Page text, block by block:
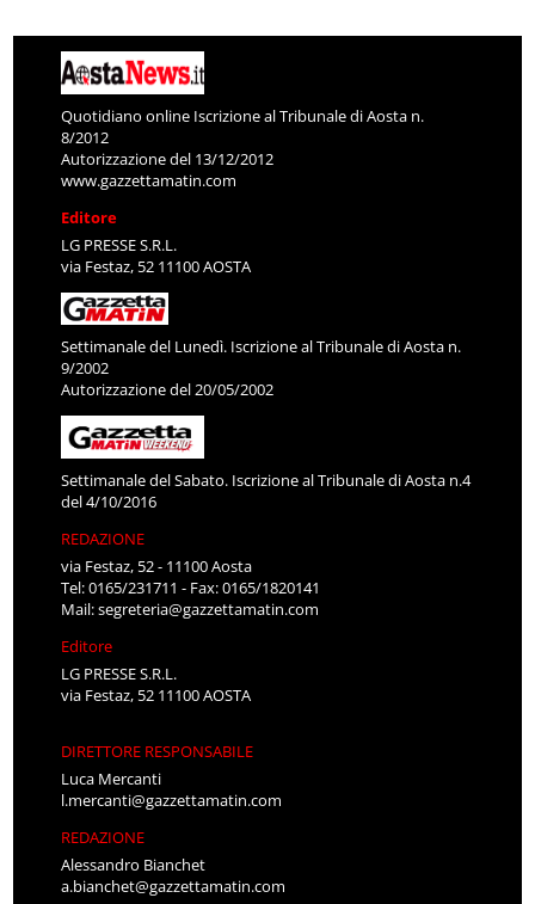
Quotidiano online Iscrizione al Tribunale di Aosta n.
8/2012
Autorizzazione del 13/12/2012
www.gazzettamatin.com
Editore
LG PRESSE S.R.L.
via Festaz, 52 11100 AOSTA
Settimanale del Lunedì. Iscrizione al Tribunale di Aosta n.
9/2002
Autorizzazione del 20/05/2002
Settimanale del Sabato. Iscrizione al Tribunale di Aosta n.4
del 4/10/2016
REDAZIONE
via Festaz, 52 - 11100 Aosta
Tel: 0165/231711 - Fax: 0165/1820141
Mail:segreteria@gazzettamatin.com
Editore
LG PRESSE S.R.L.
via Festaz, 52 11100 AOSTA
DIRETTORE RESPONSABILE
Luca Mercanti
l.mercanti@gazzettamatin.com
REDAZIONE
Alessandro Bianchet
a.bianchet@gazzettamatin.com